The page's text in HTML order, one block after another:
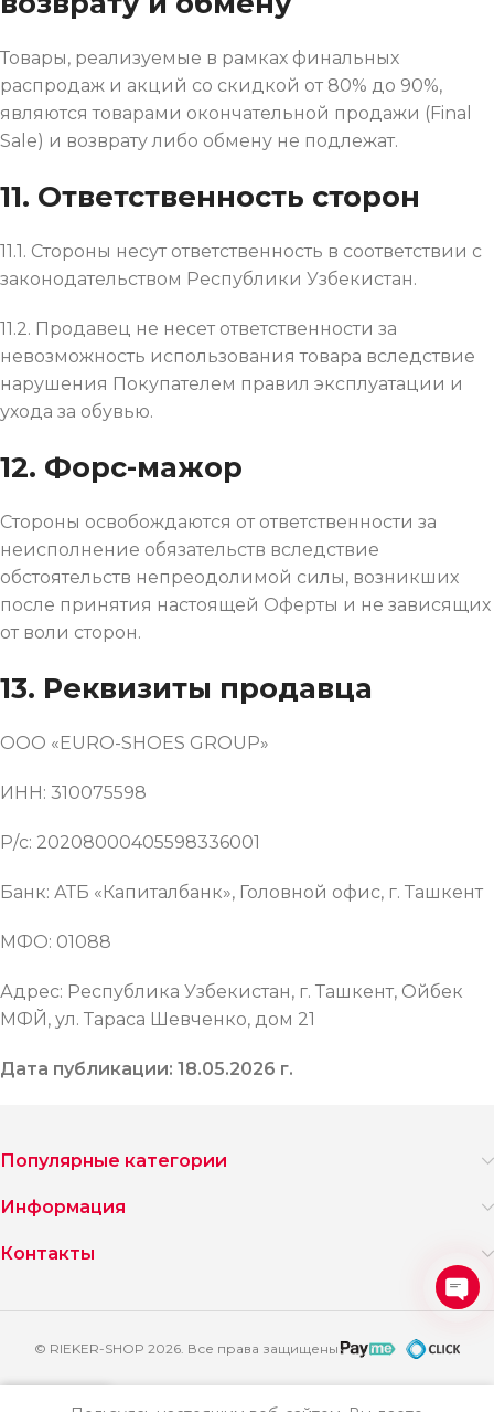
Товары, реализуемые в рамках финальных
распродаж и акций со скидкой от 80% до 90%,
являются товарами окончательной продажи (Final
Sale) и возврату либо обмену не подлежат.
11. Ответственность сторон
11.1. Стороны несут ответственность в соответствии с
законодательством Республики Узбекистан.
11.2. Продавец не несет ответственности за
невозможность использования товара вследствие
нарушения Покупателем правил эксплуатации и
ухода за обувью.
12. Форс-мажор
Стороны освобождаются от ответственности за
неисполнение обязательств вследствие
обстоятельств непреодолимой силы, возникших
после принятия настоящей Оферты и не зависящих
от воли сторон.
13. Реквизиты продавца
ООО «EURO-SHOES GROUP»
ИНН: 310075598
Р/с: 20208000405598336001
Банк: АТБ «Капиталбанк», Головной офис, г. Ташкент
МФО: 01088
Адрес: Республика Узбекистан, г. Ташкент, Ойбек
МФЙ, ул. Тараса Шевченко, дом 21
Дата публикации: 18.05.2026 г.
Популярные категории
Информация
Контакты
© RIEKER-SHOP 2026. Все права защищены